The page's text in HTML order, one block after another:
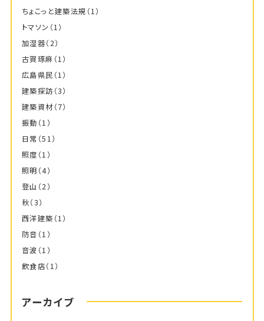
ちょこっと建築法規 （1）
トマソン （1）
加湿器（2）
古賀琢麻 （1）
広島県民 （1）
建築探訪 （3）
建築資材（7）
振動 （1）
日常 （51）
照度 （1）
照明 （4）
登山 （2）
秋（3）
西洋建築 （1）
防音 （1）
音波 （1）
飲食店（1）
アーカイブ